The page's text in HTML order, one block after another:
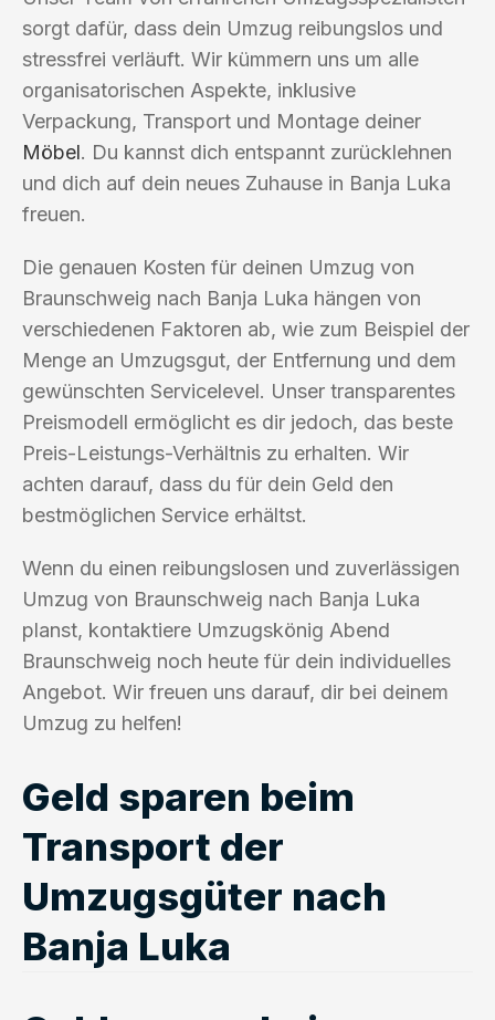
sorgt dafür, dass dein Umzug reibungslos und
stressfrei verläuft. Wir kümmern uns um alle
organisatorischen Aspekte, inklusive
Verpackung, Transport und Montage deiner
Möbel. Du kannst dich entspannt zurücklehnen
und dich auf dein neues Zuhause in Banja Luka
freuen.
Die genauen Kosten für deinen Umzug von
Braunschweig nach Banja Luka hängen von
verschiedenen Faktoren ab, wie zum Beispiel der
Menge an Umzugsgut, der Entfernung und dem
gewünschten Servicelevel. Unser transparentes
Preismodell ermöglicht es dir jedoch, das beste
Preis-Leistungs-Verhältnis zu erhalten. Wir
achten darauf, dass du für dein Geld den
bestmöglichen Service erhältst.
Wenn du einen reibungslosen und zuverlässigen
Umzug von Braunschweig nach Banja Luka
planst, kontaktiere Umzugskönig Abend
Braunschweig noch heute für dein individuelles
Angebot. Wir freuen uns darauf, dir bei deinem
Umzug zu helfen!
Geld sparen beim
Transport der
Umzugsgüter nach
Banja Luka